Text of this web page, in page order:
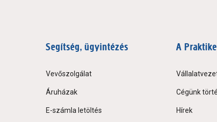
Segítség, ügyintézés
Vevőszolgálat
Áruházak
E-számla letöltés
A
Cégünk
Hírek